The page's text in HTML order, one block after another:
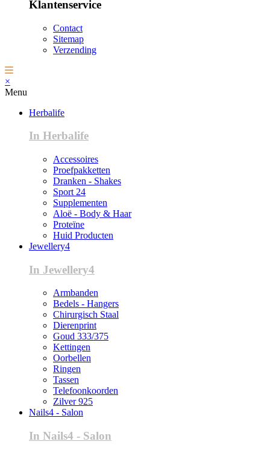
Klantenservice
Contact
Sitemap
Verzending
×
Menu
Herbalife
In Herbalife
Accessoires
Proefpakketten
Dranken - Shakes
Sport 24
Supplementen
Aloë - Body & Haar
Proteïne
Huid Producten
Jewellery4
In Jewellery4
Armbanden
Bedels - Hangers
Chirurgisch Staal
Dierenprint
Goud 333/375
Kettingen
Oorbellen
Ringen
Tassen
Telefoonkoorden
Zilver 925
Nails4 - Salon
In Nails4 - Salon